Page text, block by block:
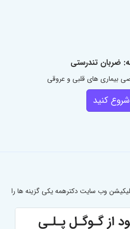
ضربان تندرستی
بیماری های قلبی و عروقی
شروع کنید
وب سایت دکترهمه یکی گزینه ها را